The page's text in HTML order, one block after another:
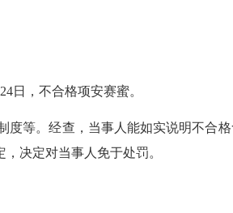
24日，不合格项安赛蜜。
度等。经查，当事人能如实说明不合
决定对当事人免于处罚。